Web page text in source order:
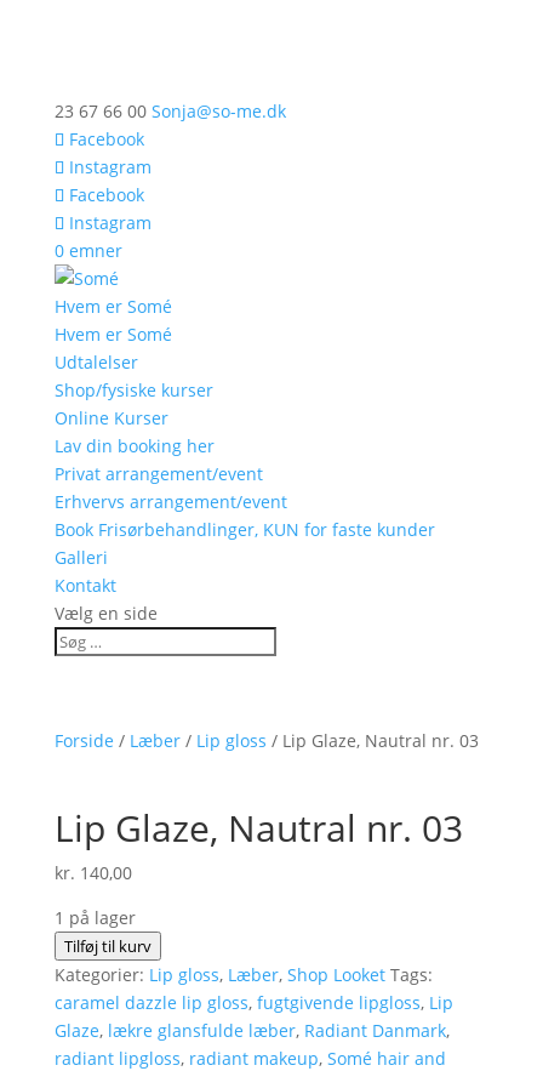
23 67 66 00 Sonja@so-me.dk
Facebook
Instagram
Facebook
Instagram
0 emner
Hvem er Somé
Hvem er Somé
Udtalelser
Shop/fysiske kurser
Online Kurser
Lav din booking her
Privat arrangement/event
Erhvervs arrangement/event
Book Frisørbehandlinger, KUN for faste kunder
Galleri
Kontakt
Vælg en side
Forside / Læber/ Lip gloss / Lip Glaze, Nautral nr. 03
Lip Glaze, Nautral nr. 03
kr. 140,00
1 på lager
Lip
Glaze,
Nautral
nr.
03
Tilføj til kurv
Kategorier: Lip gloss, Læber, Shop Looket Tags:
caramel dazzle lip gloss, fugtgivende lipgloss, Lip
Glaze, lækre glansfulde læber, Radiant Danmark,
radiant lipgloss, radiant makeup, Somé hair and